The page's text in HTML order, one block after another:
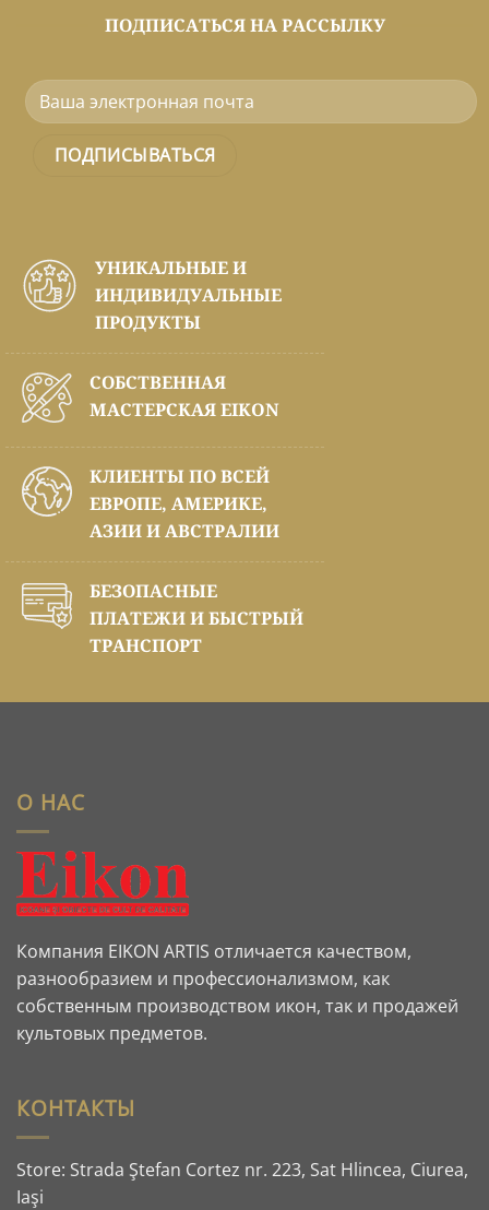
ПОДПИСАТЬСЯ НА РАССЫЛКУ
УНИКАЛЬНЫЕ И
ИНДИВИДУАЛЬНЫЕ
ПРОДУКТЫ
СОБСТВЕННАЯ
МАСТЕРСКАЯ EIKON
КЛИЕНТЫ ПО ВСЕЙ
ЕВРОПЕ, АМЕРИКЕ,
АЗИИ И АВСТРАЛИИ
БЕЗОПАСНЫЕ
ПЛАТЕЖИ И БЫСТРЫЙ
ТРАНСПОРТ
О НАС
Компания EIKON ARTIS отличается качеством,
разнообразием и профессионализмом, как
собственным производством икон, так и продажей
культовых предметов.
КОНТАКТЫ
Store: Strada Ştefan Cortez nr. 223, Sat Hlincea, Ciurea,
Iaşi